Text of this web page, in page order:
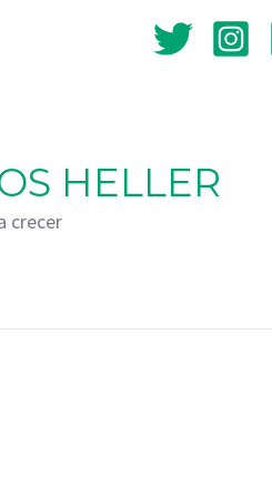
HELLER
crecer